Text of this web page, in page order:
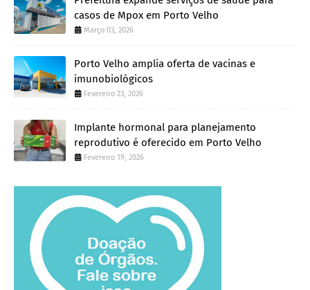
casos de Mpox em Porto Velho
Março 03, 2026
Porto Velho amplia oferta de vacinas e
imunobiológicos
Fevereiro 23, 2026
Implante hormonal para planejamento
reprodutivo é oferecido em Porto Velho
Fevereiro 19, 2026